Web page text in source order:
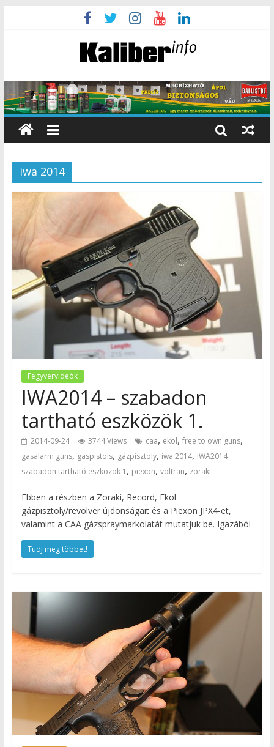
iwa 2014
Fegyvervideók
IWA2014 – szabadon
tartható eszközök 1.
2014-09-24 3744 Views caa, ekol, free to own guns,
gasalarm guns, gaspistols, gázpisztoly, iwa 2014, IWA2014
szabadon tartható eszközök 1 , piexon, voltran, zoraki
Ebben a részben a Zoraki, Record, Ekol
gázpisztoly/revolver újdonságait és a Piexon JPX4-et,
valamint a CAA gázspraymarkolatát mutatjuk be. Igazából
Tudj meg többet!